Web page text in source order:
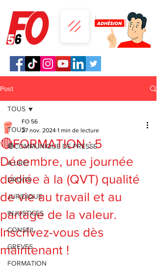
Post
TOUS
🔴COMMUNIQUE DE PRESSE
A LIRE!
DROITS
JURIDIQUE
INJUSTICES
CONSEIL
GREVES
FORMATION
TOUS
🔴FORMATION : 5
Décembre, une journée
dédiée à la (QVT) qualité
de vie au travail et au
partage de la valeur.
Inscrivez-vous dès
maintenant !
FO 56
27 nov. 2024 1 min de lecture